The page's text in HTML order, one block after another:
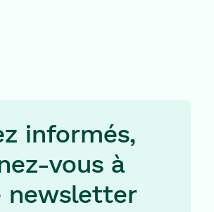
informés,
vous à
newsletter